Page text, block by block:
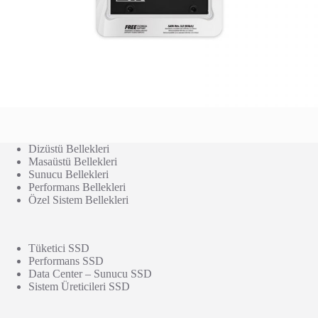
Dizüstü Bellekleri
Masaüstü Bellekleri
Sunucu Bellekleri
Performans Bellekleri
Özel Sistem Bellekleri
Tüketici SSD
Performans SSD
Data Center – Sunucu SSD
Sistem Üreticileri SSD